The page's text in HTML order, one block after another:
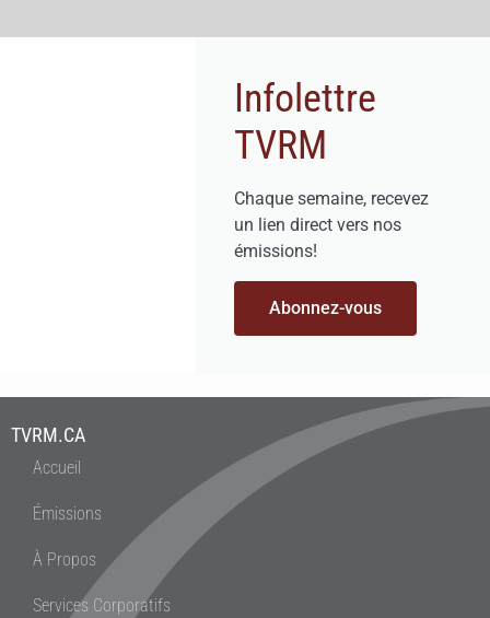
Infolettre
TVRM
Chaque semaine, recevez
un lien direct vers nos
émissions!
Abonnez-vous
TVRM.CA
Accueil
Émissions
À Propos
Services Corporatifs